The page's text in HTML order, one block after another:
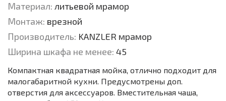
Материал: литьевой мрамор
Монтаж: врезной
Производитель: KANZLER мрамор
Ширина шкафа не менее: 45
Компактная квадратная мойка, отлично подходит для
малогабаритной кухни. Предусмотрены доп.
отверстия для аксессуаров. Вместительная чаша,